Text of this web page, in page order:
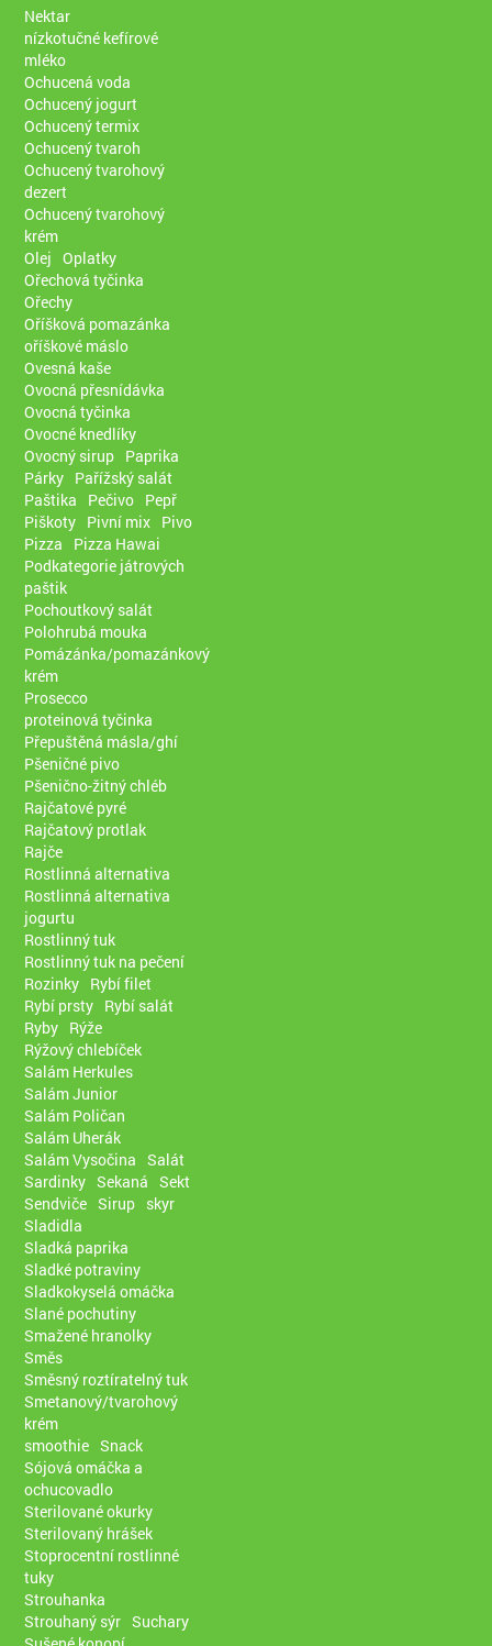
Nektar
nízkotučné kefírové
mléko
Ochucená voda
Ochucený jogurt
Ochucený termix
Ochucený tvaroh
Ochucený tvarohový
dezert
Ochucený tvarohový
krém
Olej Oplatky
Ořechová tyčinka
Ořechy
Oříšková pomazánka
oříškové máslo
Ovesná kaše
Ovocná přesnídávka
Ovocná tyčinka
Ovocné knedlíky
Ovocný sirup Paprika
Párky Pařížský salát
Paštika
Pečivo Pepř
Piškoty Pivní mix Pivo
Pizza
Pizza Hawai
Podkategorie játrových
paštik
Pochoutkový salát
Polohrubá mouka
Pomázánka/pomazánkový
krém
Prosecco
proteinová tyčinka
Přepuštěná másla/ghí
Pšeničné pivo
Pšenično-žitný chléb
Rajčatové pyré
Rajčatový protlak
Rajče
Rostlinná alternativa
Rostlinná alternativa
jogurtu
Rostlinný tuk
Rostlinný tuk na pečení
Rozinky Rybí filet
Rybí prsty Rybí salát
Ryby Rýže
Rýžový chlebíček
Salám Herkules
Salám Junior
Salám Poličan
Salám Uherák
Salám Vysočina Salát
Sardinky Sekaná Sekt
Sendviče Sirup skyr
Sladidla
Sladká paprika
Sladké potraviny
Sladkokyselá omáčka
Slané pochutiny
Smažené hranolky
Směs
Směsný roztíratelný tuk
Smetanový/tvarohový
krém
smoothie Snack
Sójová omáčka a
ochucovadlo
Sterilované okurky
Sterilovaný hrášek
Stoprocentní rostlinné
tuky
Strouhanka
Strouhaný sýr Suchary